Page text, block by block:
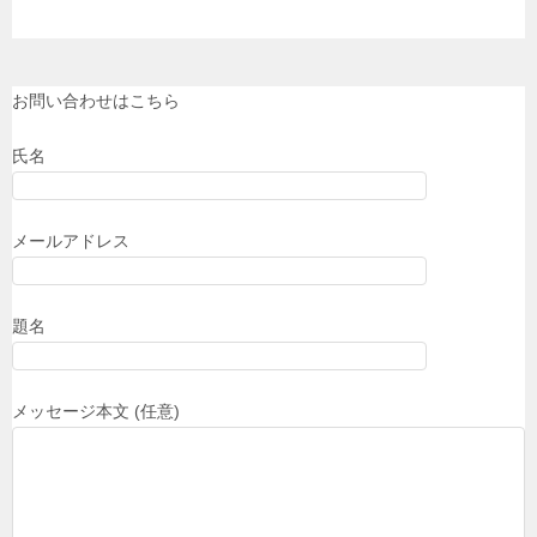
お問い合わせはこちら
氏名
メールアドレス
題名
メッセージ本文 (任意)